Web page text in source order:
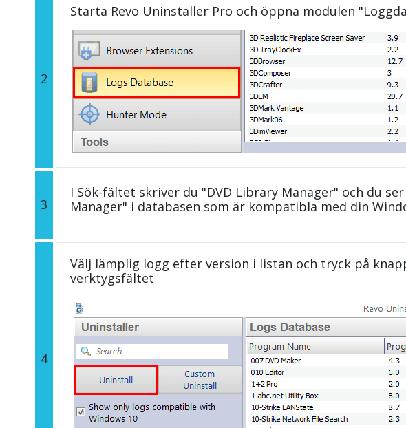
2
Starta Revo Uninstaller Pro och öppna modulen
3
I Sök-fältet skriver du "DVD Library Manager" och du
Manager" i databasen som är kompatibla med din
4
Välj lämplig logg efter version i listan och tryck på
verktygsfältet